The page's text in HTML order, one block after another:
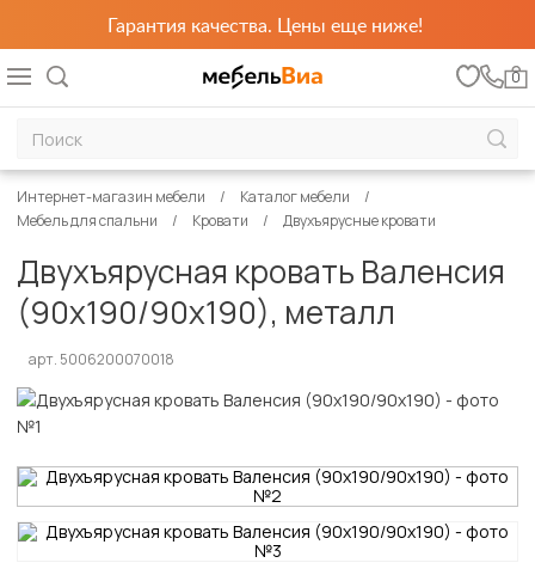
Гарантия качества. Цены еще ниже!
0
Интернет-магазин мебели
Каталог мебели
Мебель для спальни
Кровати Двухъярусные кровати
Двухъярусная кровать Валенсия
(90х190/90х190), металл
арт. 5006200070018